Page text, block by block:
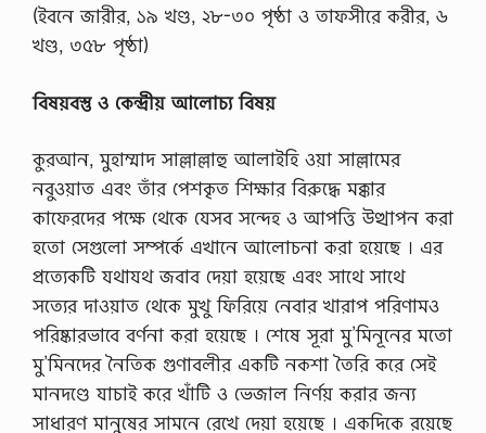
(ইবনে জারীর, ১৯ খণ্ড, ২৮-৩০ পৃষ্ঠা ও তাফসীরে করীর, ৬
খণ্ড, ৩৫৮ পৃষ্ঠা)
বিষয়বস্তু ও কেন্দ্রীয় আলোচ্য বিষয়
কুরআন, মুহাম্মাদ সাল্লাল্লাহু আলাইহি ওয়া সাল্লামের
নবুওয়াত এবং তাঁর পেশকৃত শিক্ষার বিরুদ্ধে মক্কার
কাফেরদের পক্ষে থেকে যেসব সন্দেহ ও আপত্তি উত্থাপন করা
হতো সেগুলো সম্পর্কে এখানে আলোচনা করা হয়েছে । এর
প্রত্যেকটি যথাযথ জবাব দেয়া হয়েছে এবং সাথে সাথে
সত্যের দাওয়াত থেকে মুখু ফিরিয়ে নেবার খারাপ পরিণামও
পরিষ্কারভাবে বর্ণনা করা হয়েছে । শেষে সূরা মু’মিনূনের মতো
মু’মিনদের নৈতিক গুণাবলীর একটি নকশা তৈরি করে সেই
মানদণ্ডে যাচাই করে খাঁটি ও ভেজাল নির্ণয় করার জন্য
সাধারণ মানুষের সামনে রেখে দেয়া হয়েছে । একদিকে রয়েছে